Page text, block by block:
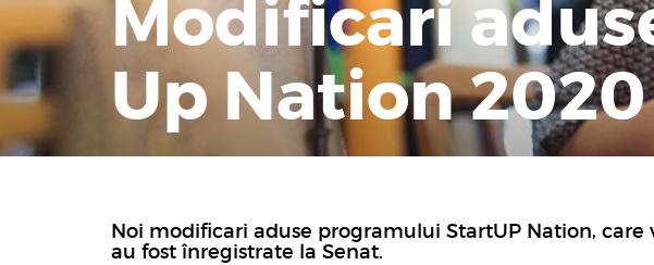
Modificari
Up Nation 2020
Noi modificari aduse programului StartUP Nation,
au fost înregistrate la Senat.